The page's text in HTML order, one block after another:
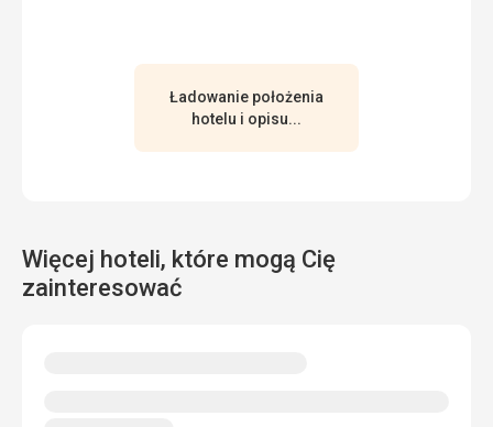
Ładowanie położenia
hotelu i opisu...
Więcej hoteli, które mogą Cię
zainteresować